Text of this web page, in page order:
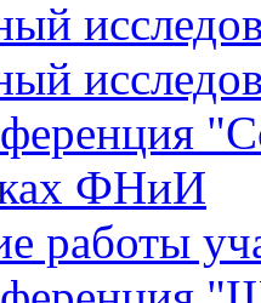
ФНиИ
работы